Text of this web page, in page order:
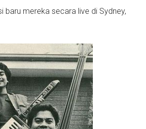
mereka secara live di Sydney,